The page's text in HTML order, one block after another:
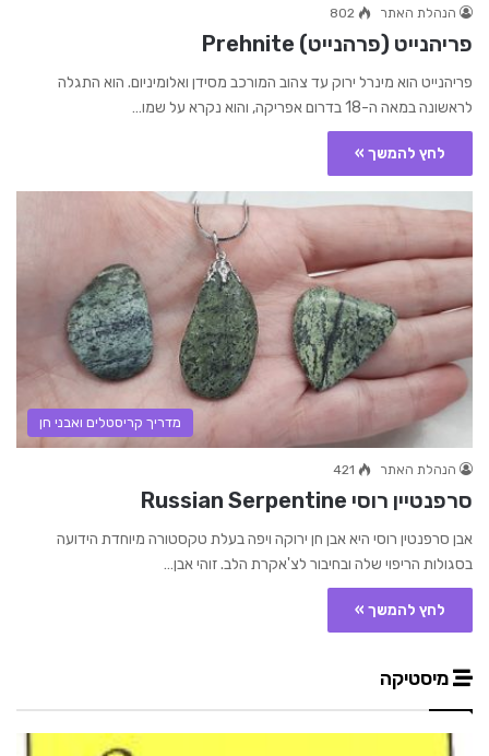
הנהלת האתר 802
פריהנייט (פרהנייט) Prehnite
פריהנייט הוא מינרל ירוק עד צהוב המורכב מסידן ואלומיניום. הוא התגלה
לראשונה במאה ה-18 בדרום אפריקה, והוא נקרא על שמו…
לחץ להמשך »
מדריך קריסטלים ואבני חן
הנהלת האתר 421
סרפנטיין רוסי Russian Serpentine
אבן סרפנטין רוסי היא אבן חן ירוקה ויפה בעלת טקסטורה מיוחדת הידועה
בסגולות הריפוי שלה ובחיבור לצ'אקרת הלב. זוהי אבן…
לחץ להמשך »
מיסטיקה